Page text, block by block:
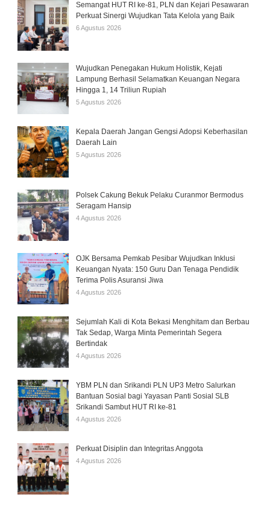
Semangat HUT RI ke-81, PLN dan Kejari Pesawaran
Perkuat Sinergi Wujudkan Tata Kelola yang Baik
6 Agustus 2026
Wujudkan Penegakan Hukum Holistik, Kejati
Lampung Berhasil Selamatkan Keuangan Negara
Hingga 1, 14 Triliun Rupiah
5 Agustus 2026
Kepala Daerah Jangan Gengsi Adopsi Keberhasilan
Daerah Lain
5 Agustus 2026
Polsek Cakung Bekuk Pelaku Curanmor Bermodus
Seragam Hansip
4 Agustus 2026
OJK Bersama Pemkab Pesibar Wujudkan Inklusi
Keuangan Nyata: 150 Guru Dan Tenaga Pendidik
Terima Polis Asuransi Jiwa
4 Agustus 2026
Sejumlah Kali di Kota Bekasi Menghitam dan Berbau
Tak Sedap, Warga Minta Pemerintah Segera
Bertindak
4 Agustus 2026
YBM PLN dan Srikandi PLN UP3 Metro Salurkan
Bantuan Sosial bagi Yayasan Panti Sosial SLB
Srikandi Sambut HUT RI ke-81
4 Agustus 2026
Perkuat Disiplin dan Integritas Anggota
4 Agustus 2026